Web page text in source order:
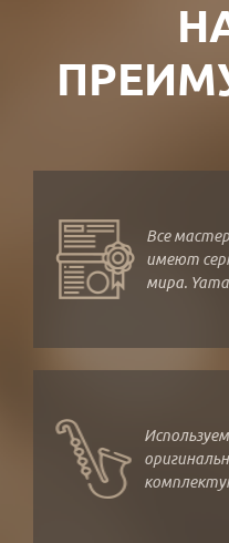
Все
имеют
мира.